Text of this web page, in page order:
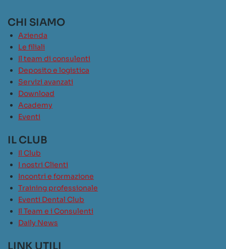
CHI SIAMO
Azienda
Le filiali
Il team di consulenti
Deposito e logistica
Servizi avanzati
Download
Academy
Eventi
IL CLUB
Il Club
I nostri Clienti
Incontri e formazione
Training professionale
Eventi Dental Club
Il Team e i Consulenti
Daily News
LINK UTILI